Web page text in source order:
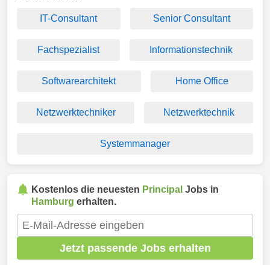
IT-Consultant Senior Consultant
Fachspezialist Informationstechnik
Softwarearchitekt Home Office
Netzwerktechniker Netzwerktechnik
Systemmanager
Kostenlos die neuesten Principal Jobs in
Hamburg erhalten.
Jetzt passende Jobs erhalten